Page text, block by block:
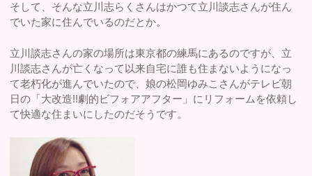
そして、そんな立川志らくさんはかつて立川談志さんが住ん
でいた家に住んでいるのだとか。
立川談志さんの家の場所は東京都の練馬にあるのですが、立
川談志さんが亡くなって以来自宅に誰も住まないようになっ
て老朽化が進んでいたので、娘の松岡ゆみこさんがテレビ朝
日の「大改造!!劇的ビフォアアフター」にリフォームを依頼し
て快適な住まいにしたのだそうです。